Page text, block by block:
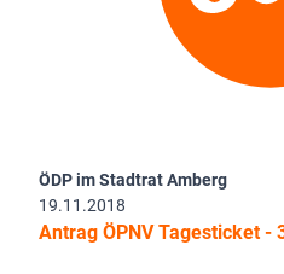
ÖDP im Stadtrat Amberg
19.11.2018
Antrag ÖPNV Tagesticket -